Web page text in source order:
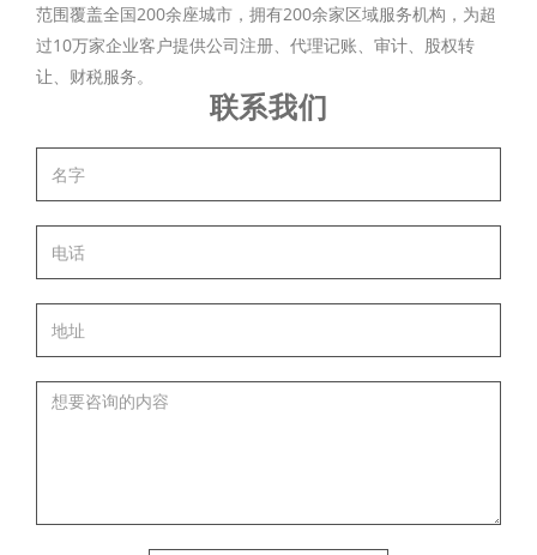
范围覆盖全国200余座城市，拥有200余家区域服务机构，为超
过10万家企业客户提供公司注册、代理记账、审计、股权转
让、财税服务。
联系我们